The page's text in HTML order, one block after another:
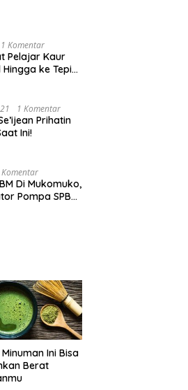
1 Komentar
Pelajar Kaur
Hingga ke Tepi
1 Komentar
Prihatin
Ini!
Komentar
Di Mukomuko,
Pompa SPBU
Ini Bisa
Berat